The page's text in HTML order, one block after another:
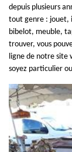
depuis plusieurs
tout genre : jouet,
bibelot, meuble,
trouver, vous
ligne de notre site
soyez particulier